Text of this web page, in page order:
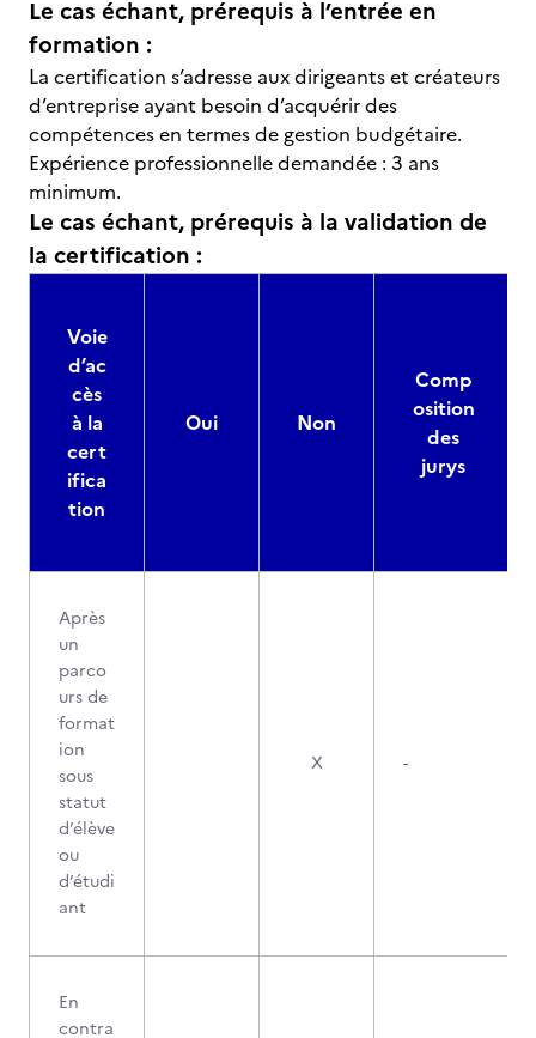
Le cas échant, prérequis à l’entrée en
formation :
La certification s’adresse aux dirigeants et créateurs
d’entreprise ayant besoin d’acquérir des
compétences en termes de gestion budgétaire.
Expérience professionnelle demandée : 3 ans
minimum.
Le cas échant, prérequis à la validation de
la certification :
Voie
d’ac
cès
à la
cert
ifica
tion
Oui Non
Comp
osition
des
jurys
Après
un
parco
urs de
format
ion
sous
statut
d’élève
ou
d’étudi
ant
X -
En
contra